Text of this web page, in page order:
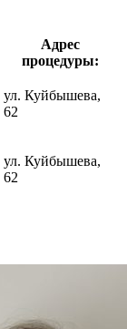
Адрес
процедуры:
ул. Куйбышева,
62
ул. Куйбышева,
62